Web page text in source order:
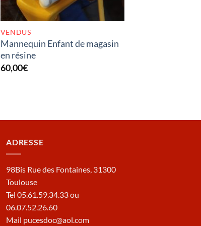
VENDUS
Mannequin Enfant de magasin
en résine
60,00€
ADRESSE
98Bis Rue des Fontaines, 31300
Toulouse
Tel 05.61.59.34.33 ou
06.07.52.26.60
Mail pucesdoc@aol.com